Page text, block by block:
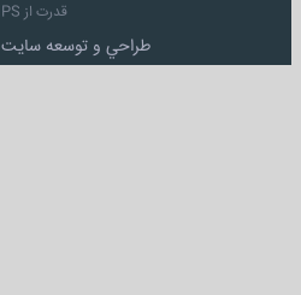
قدرت از IPS
طراحي و توسعه سايت -